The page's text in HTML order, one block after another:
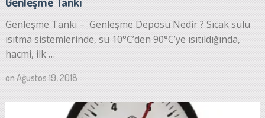
Genleşme Tankı – Genleşme Deposu Nedir ? Sıcak sulu
ısıtma sistemlerinde, su 10°C’den 90°C’ye ısıtıldığında,
hacmi, ilk …
on Ağustos 19, 2018